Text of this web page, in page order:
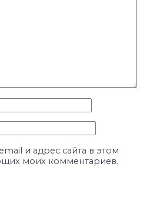
и адрес сайта в этом
моих комментариев.